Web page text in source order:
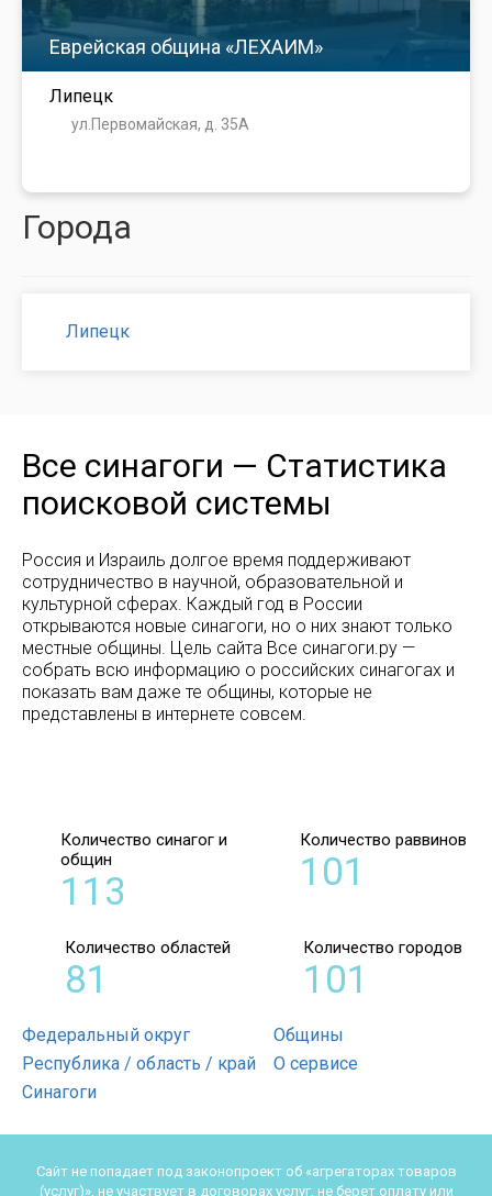
Еврейская община «ЛЕХАИМ»
Липецк
ул.Первомайская, д. 35А
Города
Липецк
Все синагоги — Статистика
поисковой системы
Россия и Израиль долгое время поддерживают
сотрудничество в научной, образовательной и
культурной сферах. Каждый год в России
открываются новые синагоги, но о них знают только
местные общины. Цель сайта Все синагоги.ру —
собрать всю информацию о российских синагогах и
показать вам даже те общины, которые не
представлены в интернете совсем.
Федеральный округ
Республика / область / край
Синагоги
Общины
О сервисе
Количество синагог и
общин
113
Количество раввинов
101
Количество областей
81
Количество городов
101
Сайт не попадает под законопроект об «агрегаторах товаров
(услуг)», не участвует в договорах услуг, не берет оплату или